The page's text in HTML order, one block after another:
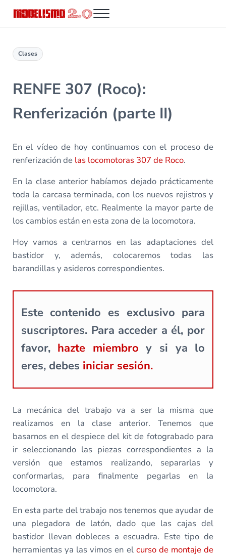
Menu
Clases
RENFE 307 (Roco):
Renferización (parte II)
En el vídeo de hoy continuamos con el proceso de
renferización de las locomotoras 307 de Roco.
En la clase anterior habíamos dejado prácticamente
toda la carcasa terminada, con los nuevos rejistros y
rejillas, ventilador, etc. Realmente la mayor parte de
los cambios están en esta zona de la locomotora.
Hoy vamos a centrarnos en las adaptaciones del
bastidor y, además, colocaremos todas las
barandillas y asideros correspondientes.
Este contenido es exclusivo para
suscriptores. Para acceder a él, por
favor, hazte miembro y si ya lo
eres, debes iniciar sesión.
La mecánica del trabajo va a ser la misma que
realizamos en la clase anterior. Tenemos que
basarnos en el despiece del kit de fotograbado para
ir seleccionando las piezas correspondientes a la
versión que estamos realizando, separarlas y
conformarlas, para finalmente pegarlas en la
locomotora.
En esta parte del trabajo nos tenemos que ayudar de
una plegadora de latón, dado que las cajas del
bastidor llevan dobleces a escuadra. Este tipo de
herramientas ya las vimos en el curso de montaje de